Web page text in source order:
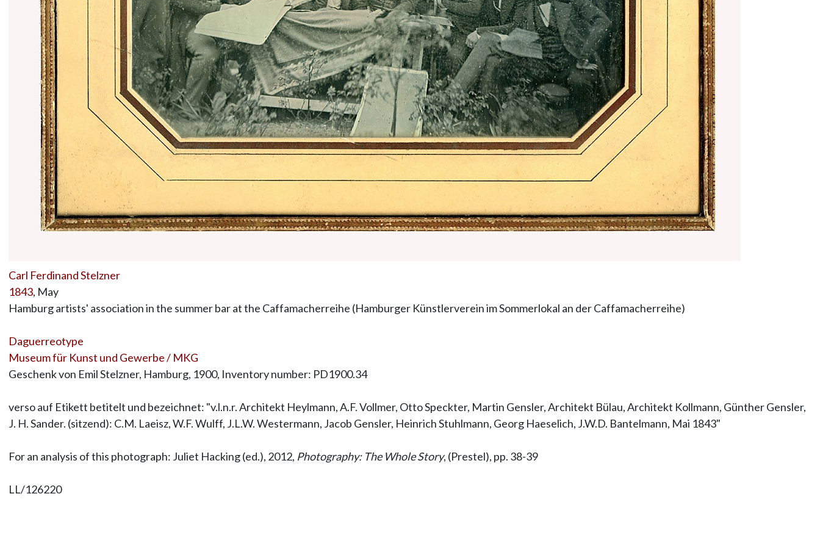
Carl Ferdinand Stelzner
1843, May
Hamburg artists' association in the summer bar at the Caffamacherreihe (Hamburger Künstlerverein im Sommerlokal an der Caffamacherreihe)
Daguerreotype
Museum für Kunst und Gewerbe / MKG
Geschenk von Emil Stelzner, Hamburg, 1900, Inventory number: PD1900.34
verso auf Etikett betitelt und bezeichnet: "v.l.n.r. Architekt Heylmann, A.F. Vollmer, Otto Speckter, Martin Gensler, Architekt Bülau, Architekt Kollmann, Günther Gensler,
J. H. Sander. (sitzend): C.M. Laeisz, W.F. Wulff, J.L.W. Westermann, Jacob Gensler, Heinrich Stuhlmann, Georg Haeselich, J.W.D. Bantelmann, Mai 1843"
For an analysis of this photograph: Juliet Hacking (ed.), 2012, Photography: The Whole Story, (Prestel), pp. 38-39
LL/126220